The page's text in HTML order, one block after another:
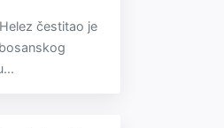
čestitao je